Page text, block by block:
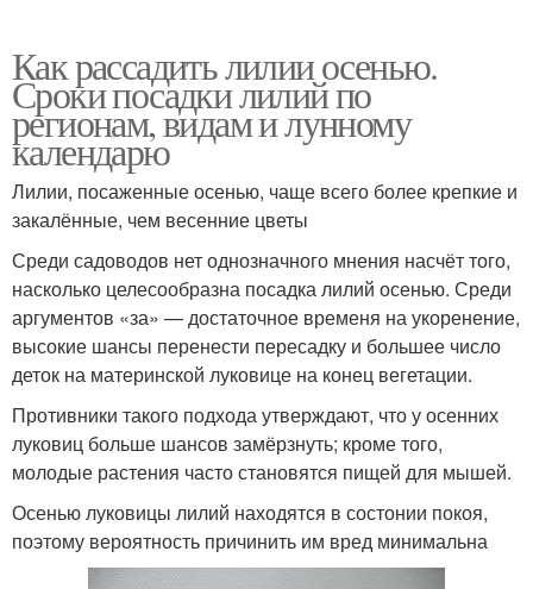
Как рассадить лилии осенью.
Сроки посадки лилий по
регионам, видам и лунному
календарю
Лилии, посаженные осенью, чаще всего более крепкие и
закалённые, чем весенние цветы
Среди садоводов нет однозначного мнения насчёт того,
насколько целесообразна посадка лилий осенью. Среди
аргументов «за» — достаточное временя на укоренение,
высокие шансы перенести пересадку и большее число
деток на материнской луковице на конец вегетации.
Противники такого подхода утверждают, что у осенних
луковиц больше шансов замёрзнуть; кроме того,
молодые растения часто становятся пищей для мышей.
Осенью луковицы лилий находятся в состонии покоя,
поэтому вероятность причинить им вред минимальна